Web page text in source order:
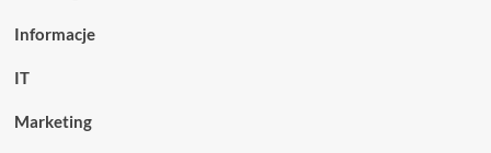
Informacje
IT
Marketing